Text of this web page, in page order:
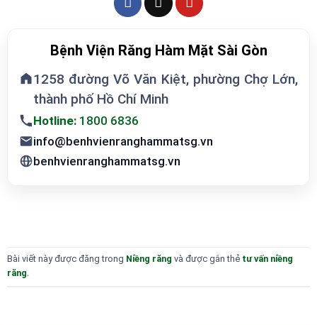
Bệnh Viện Răng Hàm Mặt Sài Gòn
1258 đường Võ Văn Kiệt, phường Chợ Lớn,
thành phố Hồ Chí Minh
Hotline: 1800 6836
info@benhvienranghammatsg.vn
benhvienranghammatsg.vn
Bài viết này được đăng trong Niềng răng và được gắn thẻ tư vấn niềng
răng.